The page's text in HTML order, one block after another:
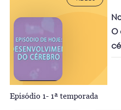
O
Episódio 1- 1ª temporada